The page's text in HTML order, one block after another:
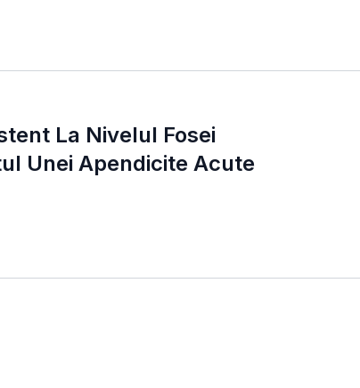
La Nivelul Fosei
Unei Apendicite Acute